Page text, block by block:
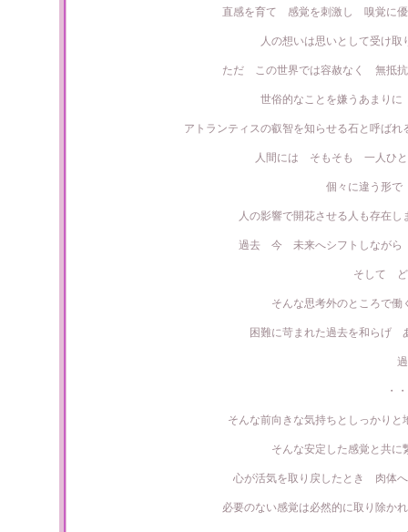
直感を育て 感覚を刺激し 嗅覚に優
人の想いは思いとして受け
ただ この世界では容赦なく 無抵抗
世俗的なことを嫌うあまり
アトランティスの叡智を知らせる石と呼ば
人間には そもそも 一人ひと
個々に違う形
人の影響で開花させる人も存在
過去 今 未来へシフトしながら
そして ど
そんな思考外のところで
困難に苛まれた過去を和らげ
・
そんな前向きな気持ちとしっかり
そんな安定した感覚と共
心が活気を取り戻したとき 肉体
必要のない感覚は必然的に取り除